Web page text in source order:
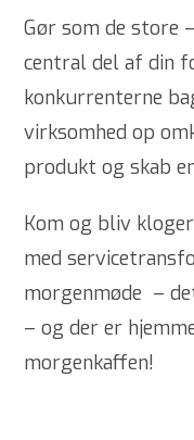
Gør som de store
central del af din
konkurrenterne
virksomhed op
produkt og skab
Kom og bliv
med
morgenmøde – d
– og der er
morgenkaffen!